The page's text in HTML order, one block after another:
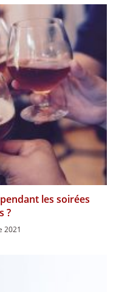
les soirées
?
2021